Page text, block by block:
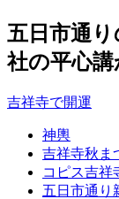
五日市通
社の平心講
吉祥寺で開運
神輿
吉祥寺秋ま
コピス吉祥
五日市通り